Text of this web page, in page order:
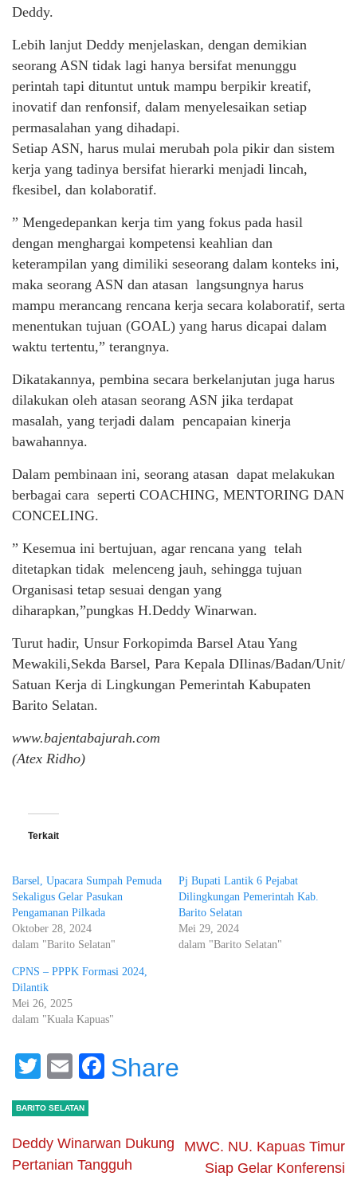
Deddy.
Lebih lanjut Deddy menjelaskan, dengan demikian
seorang ASN tidak lagi hanya bersifat menunggu
perintah tapi dituntut untuk mampu berpikir kreatif,
inovatif dan renfonsif, dalam menyelesaikan setiap
permasalahan yang dihadapi.
Setiap ASN, harus mulai merubah pola pikir dan sistem
kerja yang tadinya bersifat hierarki menjadi lincah,
fkesibel, dan kolaboratif.
” Mengedepankan kerja tim yang fokus pada hasil
dengan menghargai kompetensi keahlian dan
keterampilan yang dimiliki seseorang dalam konteks ini,
maka seorang ASN dan atasan langsungnya harus
mampu merancang rencana kerja secara kolaboratif, serta
menentukan tujuan (GOAL) yang harus dicapai dalam
waktu tertentu,” terangnya.
Dikatakannya, pembina secara berkelanjutan juga harus
dilakukan oleh atasan seorang ASN jika terdapat
masalah, yang terjadi dalam pencapaian kinerja
bawahannya.
Dalam pembinaan ini, seorang atasan dapat melakukan
berbagai cara seperti COACHING, MENTORING DAN
CONCELING.
” Kesemua ini bertujuan, agar rencana yang telah
ditetapkan tidak melenceng jauh, sehingga tujuan
Organisasi tetap sesuai dengan yang
diharapkan,”pungkas H.Deddy Winarwan.
Turut hadir, Unsur Forkopimda Barsel Atau Yang
Mewakili,Sekda Barsel, Para Kepala DIlinas/Badan/Unit/
Satuan Kerja di Lingkungan Pemerintah Kabupaten
Barito Selatan.
www.bajentabajurah.com
(Atex Ridho)
Terkait
Barsel, Upacara Sumpah Pemuda
Sekaligus Gelar Pasukan
Pengamanan Pilkada
Oktober 28, 2024
dalam "Barito Selatan"
Pj Bupati Lantik 6 Pejabat
Dilingkungan Pemerintah Kab.
Barito Selatan
Mei 29, 2024
dalam "Barito Selatan"
CPNS – PPPK Formasi 2024,
Dilantik
Mei 26, 2025
dalam "Kuala Kapuas"
Twitter
EmailFacebook
Share
BARITO SELATAN
Deddy Winarwan Dukung
Pertanian Tangguh
MWC. NU. Kapuas Timur
Siap Gelar Konferensi